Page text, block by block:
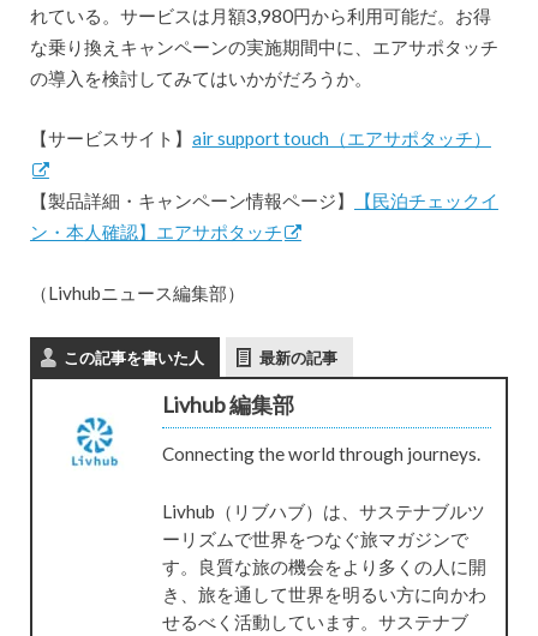
れている。サービスは月額3,980円から利用可能だ。お得
な乗り換えキャンペーンの実施期間中に、エアサポタッチ
の導入を検討してみてはいかがだろうか。
【サービスサイト】 air support touch（エアサポタッチ）
【製品詳細・キャンペーン情報ページ】
【民泊チェックイ
ン・本人確認】エアサポタッチ
（Livhubニュース編集部）
この記事を書いた人 最新の記事
Livhub 編集部
Connecting the world through journeys.
Livhub（リブハブ）は、サステナブルツ
ーリズムで世界をつなぐ旅マガジンで
す。良質な旅の機会をより多くの人に開
き、旅を通して世界を明るい方に向かわ
せるべく活動しています。サステナブ